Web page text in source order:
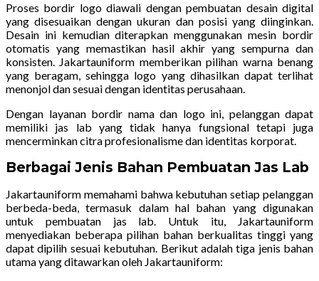
Proses bordir logo diawali dengan pembuatan desain digital
yang disesuaikan dengan ukuran dan posisi yang diinginkan.
Desain ini kemudian diterapkan menggunakan mesin bordir
otomatis yang memastikan hasil akhir yang sempurna dan
konsisten. Jakartauniform memberikan pilihan warna benang
yang beragam, sehingga logo yang dihasilkan dapat terlihat
menonjol dan sesuai dengan identitas perusahaan.
Dengan layanan bordir nama dan logo ini, pelanggan dapat
memiliki jas lab yang tidak hanya fungsional tetapi juga
mencerminkan citra profesionalisme dan identitas korporat.
Berbagai Jenis Bahan Pembuatan Jas Lab
Jakartauniform memahami bahwa kebutuhan setiap pelanggan
berbeda-beda, termasuk dalam hal bahan yang digunakan
untuk pembuatan jas lab. Untuk itu, Jakartauniform
menyediakan beberapa pilihan bahan berkualitas tinggi yang
dapat dipilih sesuai kebutuhan. Berikut adalah tiga jenis bahan
utama yang ditawarkan oleh Jakartauniform: